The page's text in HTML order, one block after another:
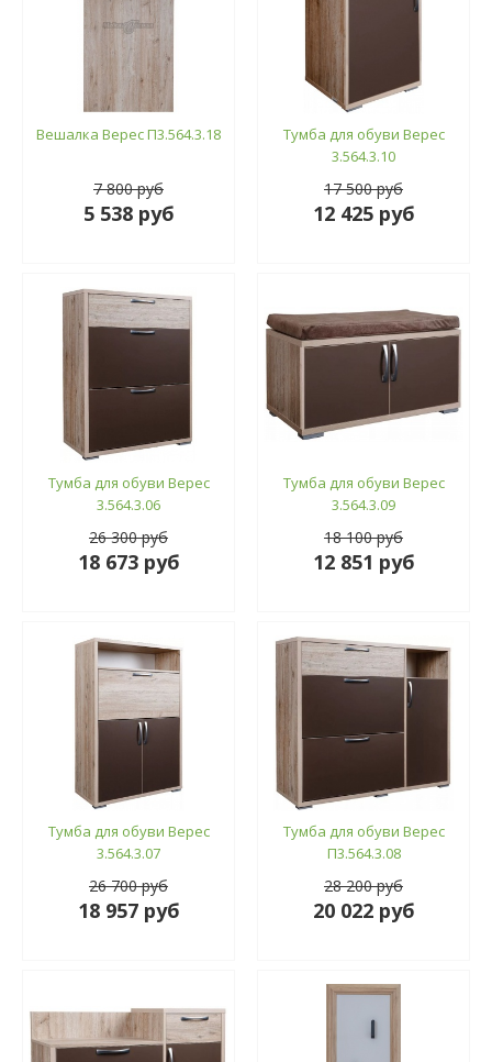
Вешалка Верес П3.564.3.18
7 800 руб
5 538 руб
Тумба для обуви Верес
3.564.3.10
17 500 руб
12 425 руб
Тумба для обуви Верес
3.564.3.06
26 300 руб
18 673 руб
Тумба для обуви Верес
3.564.3.09
18 100 руб
12 851 руб
Тумба для обуви Верес
3.564.3.07
26 700 руб
18 957 руб
Тумба для обуви Верес
П3.564.3.08
28 200 руб
20 022 руб